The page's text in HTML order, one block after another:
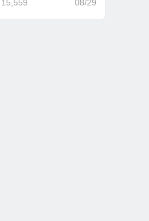
08/29
15,559